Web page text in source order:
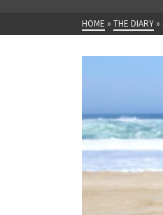
HOME » THE DIARY »